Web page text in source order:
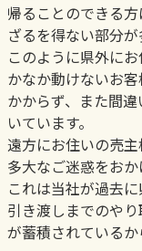
帰ることのできる
ざるを得ない部分が
このように県外に
かなか動けないお
かからず、また間
いています。
遠方にお住いの売
多大なご迷惑をおか
これは当社が過去
引き渡しまでのや
が蓄積されているか